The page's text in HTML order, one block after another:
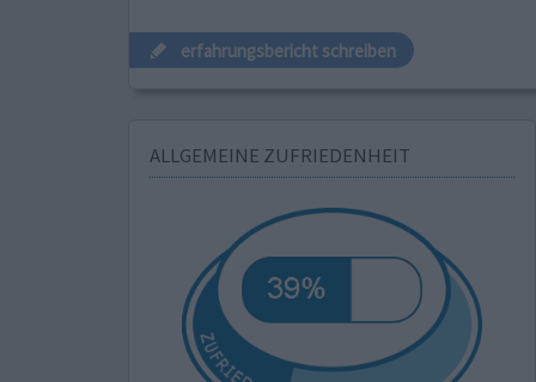
erfahrungsbericht schreiben
ALLGEMEINE ZUFRIEDENHEIT